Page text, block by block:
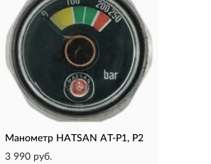
Манометр HATSAN AT-P1, P2
3 990 руб.